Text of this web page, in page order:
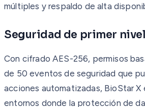
múltiples y respaldo de alta
Seguridad de primer nivel
Con cifrado AES-256, permisos
de 50 eventos de seguridad que
acciones automatizadas, BioStar X
entornos donde la protección de